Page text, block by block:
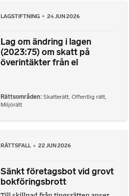
LAGSTIFTNING 24 JUN 2026
Lag om ändring i lagen
(2023:75) om skatt på
överintäkter från el
Rättsområden Skatterätt, Offentlig rätt,
Miljörätt
RÄTTSFALL 22 JUN 2026
Sänkt företagsbot vid grovt
bokföringsbrott